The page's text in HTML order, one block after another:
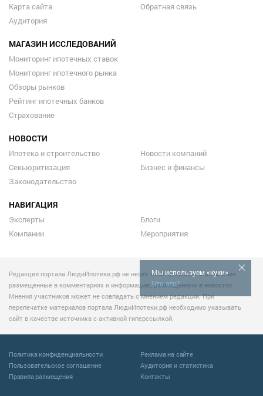
Мы используем «куки»
Что это?
Карта сайта
Аудитория
Обратная связь
МАГАЗИН ИССЛЕДОВАНИЙ
Мониторинг ипотечных ставок
Мониторинг ипотечного рынка
Обзоры рынков
Рейтинг ипотечных банков
Страхование
НОВОСТИ
Ипотека и строительство
Секьюритизация
Законодательство
Новости компаний
Бизнес и финансы
НАВИГАЦИЯ
Эксперты
Компании
Блоги
Мероприятия
Редакция портала ЛюдиИпотеки.рф не несет ответственности за мнения
размещенные в комментариях и информацию, размещенную в новостях.
Мнения участников может не совпадать с мнением редакции. При
перепечатке материалов портала ЛюдиИпотеки.рф необходимо указывать
сайт в качестве источника с активной гиперссылкой.
Политика конфиденциальности
Пользовательское соглашение
Правила размещения
Реклама на сайте
Аудитория и статистика
Контакты